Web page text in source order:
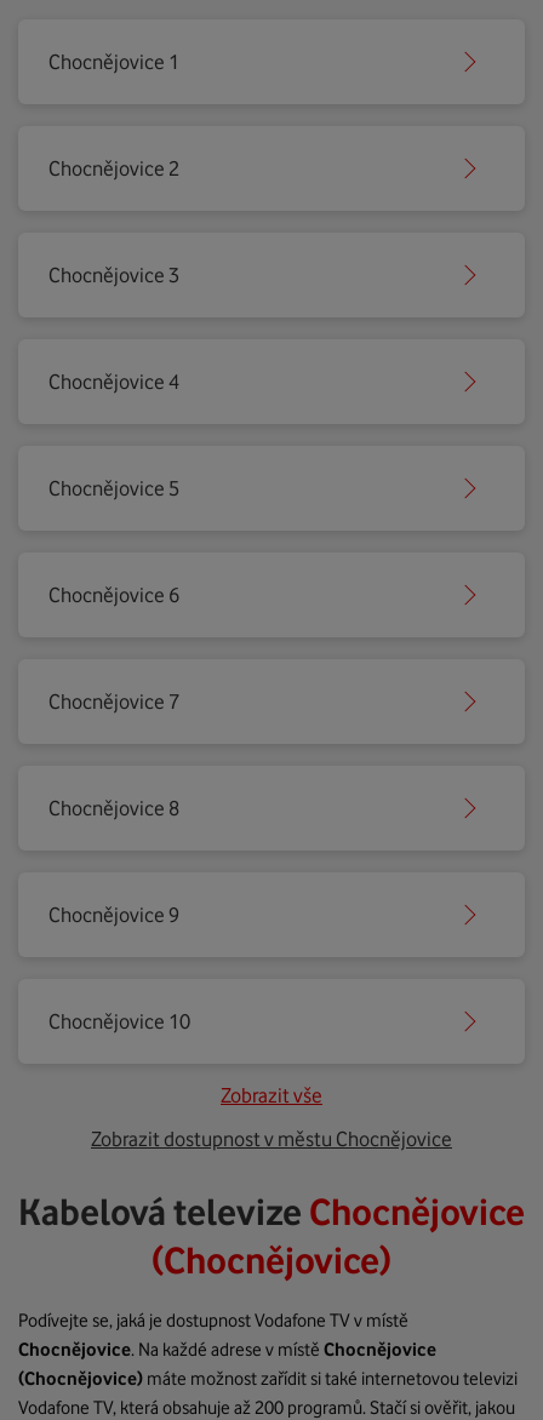
Chocnějovice 1
Chocnějovice 2
Chocnějovice 3
Chocnějovice 4
Chocnějovice 5
Chocnějovice 6
Chocnějovice 7
Chocnějovice 8
Chocnějovice 9
Chocnějovice 10
Zobrazit vše
Zobrazit dostupnost v městu Chocnějovice
Kabelová televize Chocnějovice
(Chocnějovice)
Podívejte se, jaká je dostupnost Vodafone TV v místě
Chocnějovice. Na každé adrese v místě Chocnějovice
(Chocnějovice) máte možnost zařídit si také internetovou televizi
Vodafone TV, která obsahuje až 200 programů. Stačí si ověřit, jakou